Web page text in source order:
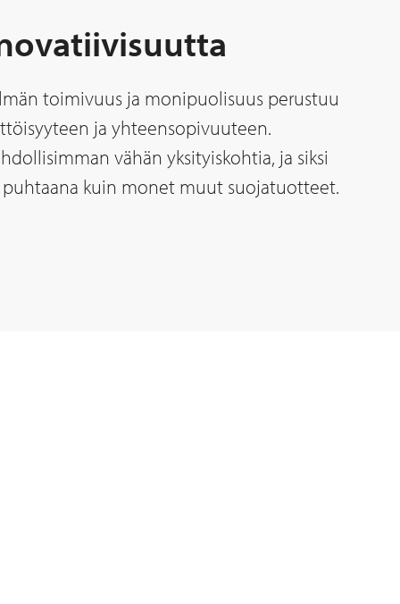
toimivuus ja monipuolisuus perustuu
ja yhteensopivuuteen.
vähän yksityiskohtia, ja siksi
kuin monet muut suojatuotteet.